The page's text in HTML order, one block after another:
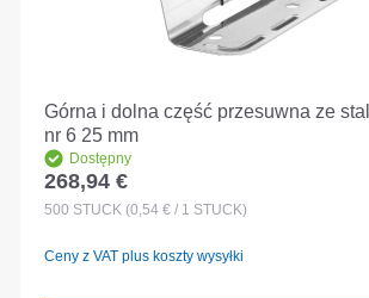
Górna i dolna część przesuwna ze
nr 6 25 mm
Dostępny
Cena regularna:
268,94 €
500 STÜCK (0,54 € / 1 STÜCK)
Ceny z VAT plus koszty wysyłki